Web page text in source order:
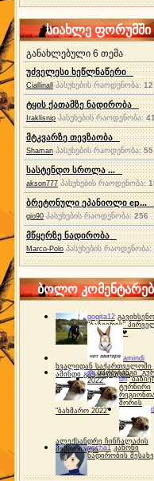
სიახლე ფორუმში
განახლებული 6 თემა
უძველესი ხეწლნაწერი
Ciallinall პასუხების რაოდენობა:12
ტყის ქათამზე ნადირობა
Iraklisnip პასუხების რაოდენობა:
მტკვარზე თევზაობა
Shaman პასუხების რაოდენობა:55
სასტენდო სროლა ...
akson777 პასუხების რაოდენობა:
ბრეტონული ეპანიოლი ep...
gio90 პასუხების რაოდენობა:256
მწყერზე ნადირობა
Marco-Polo პასუხების რაოდენობა:
ბოლო
gogita12
"ბაზიერის"
ტურნირი ❤
amindi
ხვალიდან საქართველოში
ამინდი გაუარესდება
dh სპორტინგი
2022"
dh
ტურნირი
რეგიონთა
შორის
"ბახმარო 2022"
ალექსანდრე ჩინჩალაძის
მემორიალიgocha1 კანონი
ნადირობის